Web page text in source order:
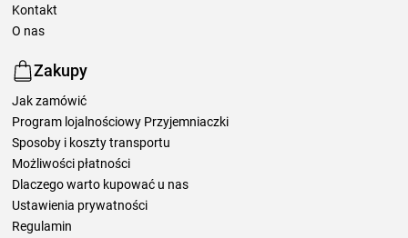
Kontakt
O nas
Zakupy
Jak zamówić
Program lojalnościowy Przyjemniaczki
Sposoby i koszty transportu
Możliwości płatności
Dlaczego warto kupować u nas
Ustawienia prywatności
Regulamin